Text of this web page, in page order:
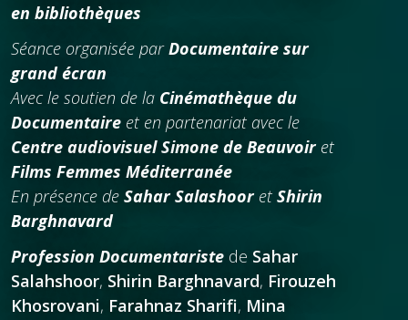
en bibliothèques
Séance organisée parDocumentaire sur
grand écran
Avec le soutien de la Cinémathèque du
Documentaire et en partenariat avec le
Centre audiovisuel Simone de Beauvoir et
Films Femmes Méditerranée
En présence de Sahar Salashoor et Shirin
Barghnavard
Profession Documentariste de Sahar
Salahshoor, Shirin Barghnavard, Firouzeh
Khosrovani, Farahnaz Sharifi, Mina